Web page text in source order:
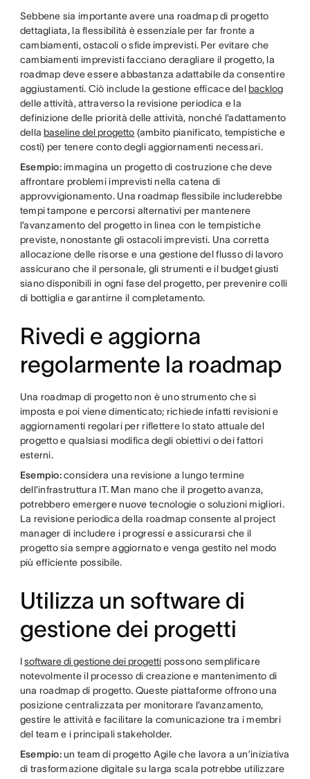
Sebbene sia importante avere una roadmap di progetto
dettagliata, la flessibilità è essenziale per far fronte a
cambiamenti, ostacoli o sfide imprevisti. Per evitare che
cambiamenti imprevisti facciano deragliare il progetto, la
roadmap deve essere abbastanza adattabile da consentire
aggiustamenti. Ciò include la gestione efficace del backlog
delle attività, attraverso la revisione periodica e la
definizione delle priorità delle attività, nonché l’adattamento
della baseline del progetto (ambito pianificato, tempistiche e
costi) per tenere conto degli aggiornamenti necessari.
Esempio:immagina un progetto di costruzione che deve
affrontare problemi imprevisti nella catena di
approvvigionamento. Una roadmap flessibile includerebbe
tempi tampone e percorsi alternativi per mantenere
l’avanzamento del progetto in linea con le tempistiche
previste, nonostante gli ostacoli imprevisti. Una corretta
allocazione delle risorse e una gestione del flusso di lavoro
assicurano che il personale, gli strumenti e il budget giusti
siano disponibili in ogni fase del progetto, per prevenire colli
di bottiglia e garantirne il completamento.
Rivedi e aggiorna
regolarmente la roadmap
Una roadmap di progetto non è uno strumento che si
imposta e poi viene dimenticato; richiede infatti revisioni e
aggiornamenti regolari per riflettere lo stato attuale del
progetto e qualsiasi modifica degli obiettivi o dei fattori
esterni.
Esempio:considera una revisione a lungo termine
dell’infrastruttura IT. Man mano che il progetto avanza,
potrebbero emergere nuove tecnologie o soluzioni migliori.
La revisione periodica della roadmap consente al project
manager di includere i progressi e assicurarsi che il
progetto sia sempre aggiornato e venga gestito nel modo
più efficiente possibile.
Utilizza un software di
gestione dei progetti
Isoftware di gestione dei progetti possono semplificare
notevolmente il processo di creazione e mantenimento di
una roadmap di progetto. Queste piattaforme offrono una
posizione centralizzata per monitorare l’avanzamento,
gestire le attività e facilitare la comunicazione tra i membri
del team e i principali stakeholder.
Esempio:un team di progetto Agile che lavora a un’iniziativa
di trasformazione digitale su larga scala potrebbe utilizzare